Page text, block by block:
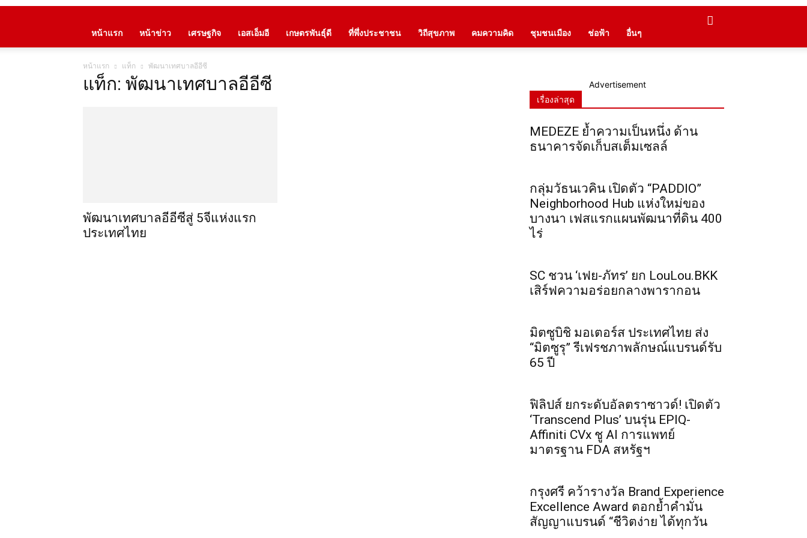
หน้าแรก หน้าข่าว เศรษฐกิจ เอสเอ็มอี เกษตรพันธุ์ดี ที่พึ่งประชาชน วิถีสุขภาพ คมความคิด ชุมชนเมือง ช่อฟ้า อื่นๆ
หน้าแรก แท็ก พัฒนาเทศบาลอีอีซี
แท็ก: พัฒนาเทศบาลอีอีซี
พัฒนาเทศบาลอีอีซีสู่ 5จีแห่งแรก
ประเทศไทย
Advertisement
เรื่องล่าสุด
MEDEZE ย้ำความเป็นหนึ่ง ด้าน
ธนาคารจัดเก็บสเต็มเซลล์
กลุ่มวัธนเวคิน เปิดตัว “PADDIO”
Neighborhood Hub แห่งใหม่ของ
บางนา เฟสแรกแผนพัฒนาที่ดิน 400
ไร่
SC ชวน ‘เฟย-ภัทร’ ยก LouLou.BKK
เสิร์ฟความอร่อยกลางพารากอน
มิตซูบิชิ มอเตอร์ส ประเทศไทย ส่ง
“มิตซูรุ” รีเฟรชภาพลักษณ์แบรนด์รับ
65 ปี
ฟิลิปส์ ยกระดับอัลตราซาวด์! เปิดตัว
‘Transcend Plus’ บนรุ่น EPIQ-
Affiniti CVx ชู AI การแพทย์
มาตรฐาน FDA สหรัฐฯ
กรุงศรี คว้ารางวัล Brand Experience
Excellence Award ตอกย้ำคำมั่น
สัญญาแบรนด์ “ชีวิตง่าย ได้ทุกวัน